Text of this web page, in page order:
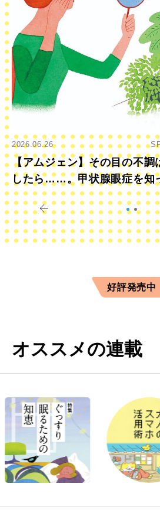
2026.06.26
【アムジェン】その目の不調
したら……。甲状腺眼症を知
すか？
好評発売中
オススメの連載